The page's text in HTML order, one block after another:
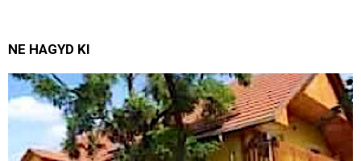
NE HAGYD KI